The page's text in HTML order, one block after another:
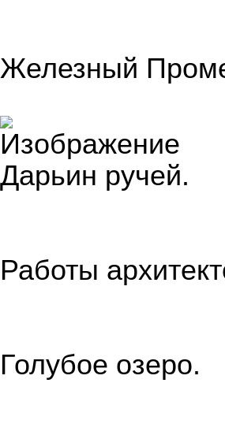
Железный
Дарьин ручей.
Работы
Голубое озеро.